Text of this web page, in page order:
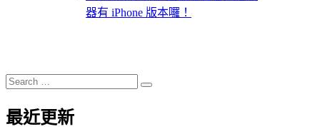
器有 iPhone 版本囉！
Search
for:
Search
最近更新